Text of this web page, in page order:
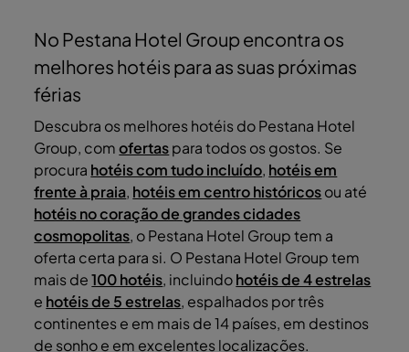
No Pestana Hotel Group encontra os
melhores hotéis para as suas próximas
férias
Descubra os melhores hotéis do Pestana Hotel
Group, comofertaspara todos os gostos. Se
procura hotéis com tudo incluído, hotéis em
frente à praia, hotéis em centro históricosou até
hotéis no coração de grandes cidades
cosmopolitas, o Pestana Hotel Group tem a
oferta certa para si. O Pestana Hotel Group tem
mais de100 hotéis, incluindohotéis de 4 estrelas
e hotéis de 5 estrelas, espalhados por três
continentes e em mais de 14 países, em destinos
de sonho e em excelentes localizações.